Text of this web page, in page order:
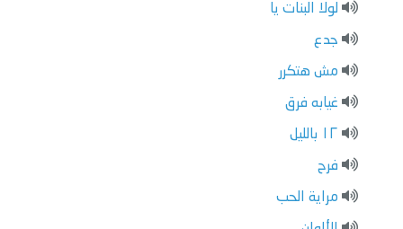
لولا البنات يا
جدع
مش هتكرر
غيابه فرق
١٢ بالليل
فرح
مراية الحب